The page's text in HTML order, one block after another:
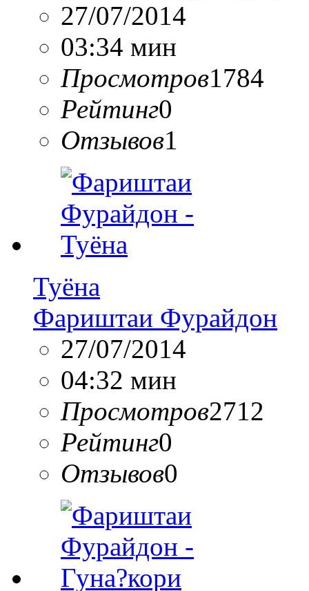
27/07/2014
03:34 мин
Просмотров1784
Рейтинг0
Отзывов1
Туёна
Фариштаи Фурайдон
27/07/2014
04:32 мин
Просмотров2712
Рейтинг0
Отзывов0